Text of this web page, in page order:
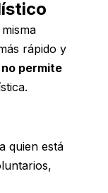
rápido y
no permite
quien está